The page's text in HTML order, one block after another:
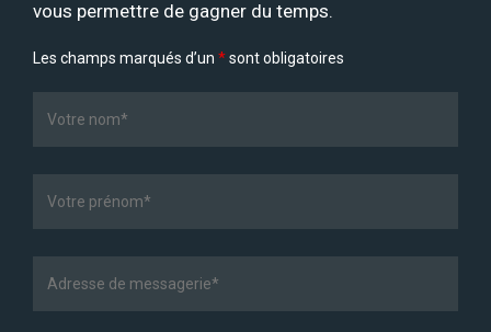
vous permettre de gagner du temps.
Les champs marqués d’un *sont obligatoires